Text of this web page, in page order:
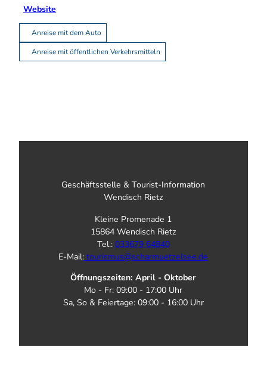
Website
Anreise mit dem Auto
Anreise mit öffentlichen Verkehrsmitteln
Geschäftsstelle & Tourist-Information
Wendisch Rietz
Kleine Promenade 1
15864 Wendisch Rietz
Tel.: 033679 64840
E-Mail: tourismus@scharmuetzelsee.de
Öffnungszeiten: April - Oktober
Mo - Fr: 09:00 - 17:00 Uhr
Sa, So & Feiertage: 09:00 - 16:00 Uhr